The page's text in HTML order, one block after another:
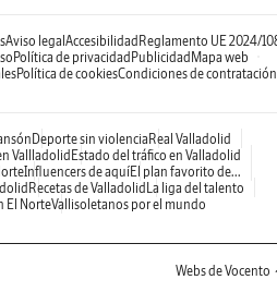
Aviso legalAccesibilidadReglamento UE 2024/
Política de privacidadPublicidadMapa web
Política de cookiesCondiciones de contratación
Deporte sin violenciaReal Valladolid
VallladolidEstado del tráfico en Valladolid
Influencers de aquíEl plan favorito de...
Recetas de ValladolidLa liga del talento
El NorteVallisoletanos por el mundo
Webs de Vocento